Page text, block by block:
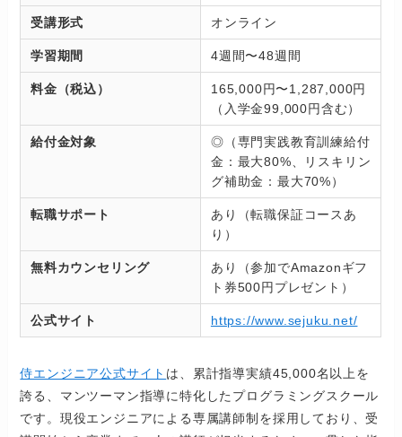
受講形式 オンライン
学習期間 4週間〜48週間
料金（税込）
165,000円〜1,287,000円
（入学金99,000円含む）
給付金対象
◎（専門実践教育訓練給付
金：最大80%、リスキリン
グ補助金：最大70%）
転職サポート
あり（転職保証コースあ
り）
無料カウンセリング
あり（参加でAmazonギフ
ト券500円プレゼント）
公式サイト https://www.sejuku.net/
侍エンジニア公式サイト は、累計指導実績45,000名以上を
誇る、マンツーマン指導に特化したプログラミングスクール
です。現役エンジニアによる専属講師制を採用しており、受